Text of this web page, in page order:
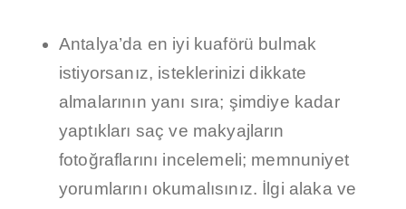
Antalya’da en iyi kuaförü bulmak
istiyorsanız, isteklerinizi dikkate
almalarının yanı sıra; şimdiye kadar
yaptıkları saç ve makyajların
fotoğraflarını incelemeli; memnuniyet
yorumlarını okumalısınız. İlgi alaka ve